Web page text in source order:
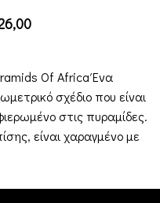
Of Africa Ένα
σχέδιο που είναι
στις πυραμίδες.
είναι χαραγμένο με